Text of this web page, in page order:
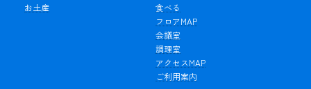
お土産
食べる
フロアMAP
会議室
調理室
アクセスMAP
ご利用案内